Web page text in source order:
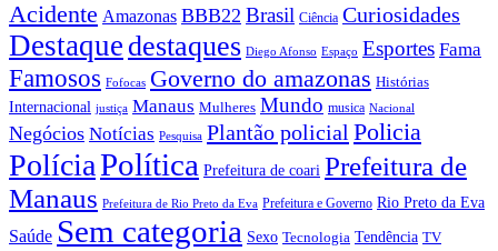
Acidente Amazonas BBB22 Brasil Ciência Curiosidades
Destaque destaques Diego Afonso Espaço Esportes Fama
Famosos Fofocas Governo do amazonas Histórias
Internacional justiça Manaus Mulheres Mundo musica Nacional
Negócios Notícias Pesquisa Plantão policial Policia
PolíciaPolítica Prefeitura de coari Prefeitura de
Manaus Prefeitura de Rio Preto da Eva Prefeitura e Governo Rio Preto da Eva
Saúde Sem categoria Sexo Tecnologia Tendência TV